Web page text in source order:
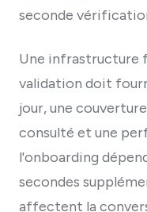
seconde
Une infrastructure
validation doit
jour, une
consulté et une
l'onboarding
secondes
affectent la